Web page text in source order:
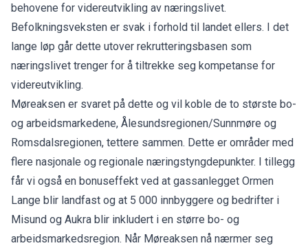
behovene for videreutvikling av næringslivet.
Befolkningsveksten er svak i forhold til landet ellers. I det
lange løp går dette utover rekrutteringsbasen som
næringslivet trenger for å tiltrekke seg kompetanse for
videreutvikling.
Møreaksen er svaret på dette og vil koble de to største bo-
og arbeidsmarkedene, Ålesundsregionen/Sunnmøre og
Romsdalsregionen, tettere sammen. Dette er områder med
flere nasjonale og regionale næringstyngdepunkter. I tillegg
får vi også en bonuseffekt ved at gassanlegget Ormen
Lange blir landfast og at 5 000 innbyggere og bedrifter i
Misund og Aukra blir inkludert i en større bo- og
arbeidsmarkedsregion. Når Møreaksen nå nærmer seg